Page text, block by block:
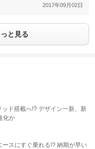
2017年09月02日
と見る
ド搭載へ!? デザイン一新、新
化か
ースにすぐ乗れる!? 納期が早い